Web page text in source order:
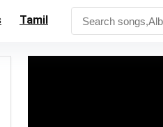
Tamil